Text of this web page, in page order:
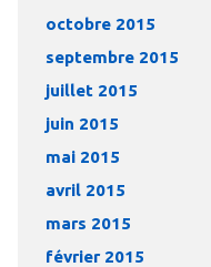
octobre 2015
septembre 2015
juillet 2015
juin 2015
mai 2015
avril 2015
mars 2015
février 2015